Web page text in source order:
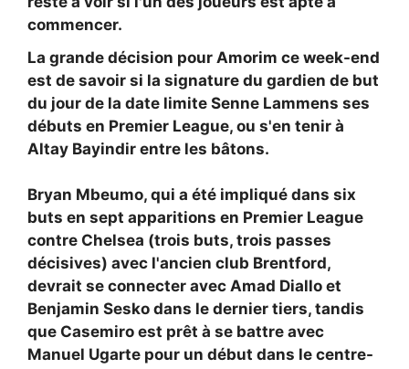
commencer.
La grande décision pour Amorim ce week-end
est de savoir si la signature du gardien de but
du jour de la date limite Senne Lammens ses
débuts en Premier League, ou s'en tenir à
Altay Bayindir entre les bâtons.
Bryan Mbeumo, qui a été impliqué dans six
buts en sept apparitions en Premier League
contre Chelsea (trois buts, trois passes
décisives) avec l'ancien club Brentford,
devrait se connecter avec Amad Diallo et
Benjamin Sesko dans le dernier tiers, tandis
que Casemiro est prêt à se battre avec
Manuel Ugarte pour un début dans le centre-